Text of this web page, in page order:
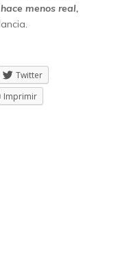
menos real,
Twitter
Imprimir